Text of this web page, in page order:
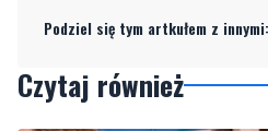
Podziel się tym artkułem z innymi:
Czytaj również